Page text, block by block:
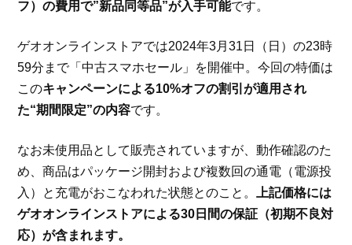
フ）の費用で”新品同等品”が入手可能です。
ゲオオンラインストアでは2024年3月31日（日）の23時
59分まで「中古スマホセール」を開催中。今回の特価は
このキャンペーンによる10%オフの割引が適用され
た“期間限定”の内容です。
なお未使用品として販売されていますが、動作確認のた
め、商品はパッケージ開封および複数回の通電（電源投
入）と充電がおこなわれた状態とのこと。
上記価格には
ゲオオンラインストアによる30日間の保証（初期不良対
応）が含まれます。